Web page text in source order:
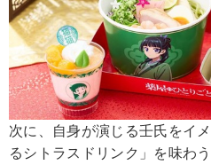
次に、自身が演じる壬氏をイ
るシトラスドリンク」を味わ